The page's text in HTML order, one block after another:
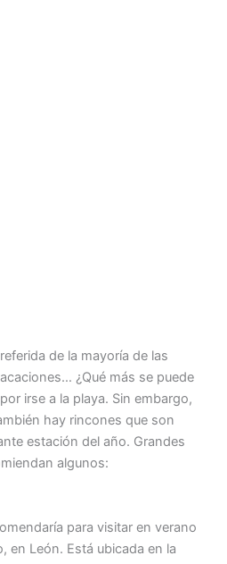
de la mayoría de las
¿Qué más se puede
irse a la playa. Sin embargo,
hay rincones que son
estación del año. Grandes
algunos:
para visitar en verano
en León. Está ubicada en la